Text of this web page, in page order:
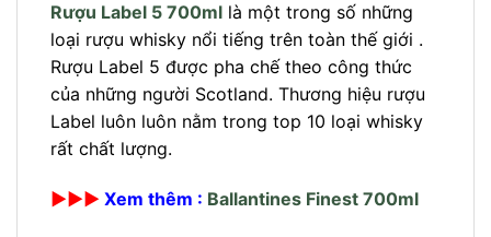
Rượu Label 5 700ml là một trong số những
loại rượu whisky nổi tiếng trên toàn thế giới .
Rượu Label 5 được pha chế theo công thức
của những người Scotland. Thương hiệu rượu
Label luôn luôn nằm trong top 10 loại whisky
rất chất lượng.
►►► Xem thêm : Ballantines Finest 700ml